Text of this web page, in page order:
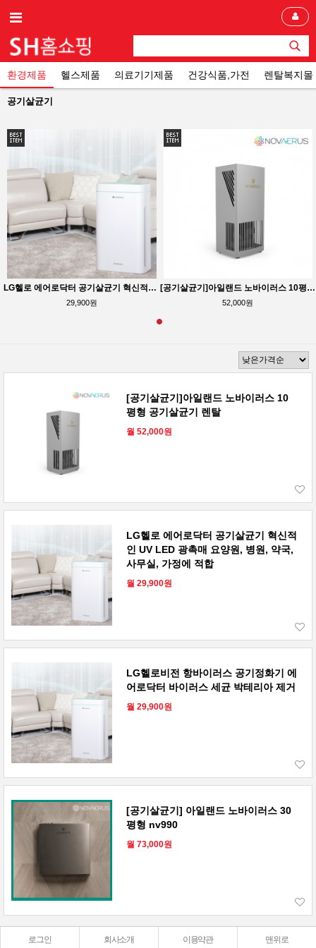
환경제품 헬스제품 의료기기제품 건강식품,가전 렌탈복지몰
공기살균기
LG헬로 에어로닥터 공기살균기 혁신적인 UV LED 광촉매 요양원, 병원, 약국, 사무실, 가정에 적합
29,900원
[공기살균기]아일랜드 노바이러스 10평형 공기살균기 렌탈
52,000원
[공기살균기]아일랜드 노바이러스 10
평형 공기살균기 렌탈
월 52,000원
LG헬로 에어로닥터 공기살균기 혁신적
인 UV LED 광촉매 요양원, 병원, 약국,
사무실, 가정에 적합
월 29,900원
LG헬로비전 항바이러스 공기정화기 에
어로닥터 바이러스 세균 박테리아 제거
월 29,900원
[공기살균기] 아일랜드 노바이러스 30
평형 nv990
월 73,000원
로그인 회사소개 이용약관 맨위로